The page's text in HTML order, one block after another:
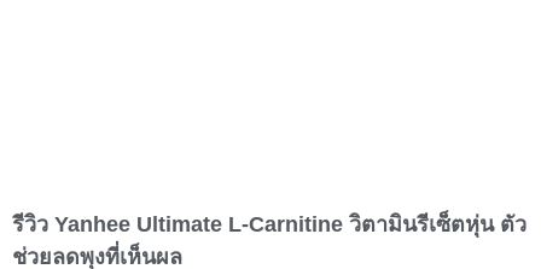
รีวิว Yanhee Ultimate L-Carnitine วิตามินรีเซ็ตหุ่น ตัว
ช่วยลดพุงที่เห็นผล